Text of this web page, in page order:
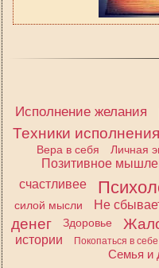
Исполнение желания
Техники
Вера в себя Личная
Позитивное
счастливее
силой мысли
Не
денег
Здоровье
истории
Покопаться в себе
Семья и